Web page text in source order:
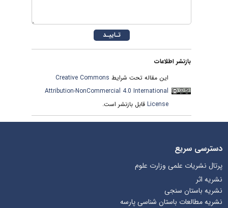
بازنشر اطلاعات
این مقاله تحت شرایطCreative Commons
Attribution-NonCommercial 4.0 International
Licenseقابل بازنشر است.
دسترسی سریع
پرتال نشریات علمی وزارت علوم
نشریه اثر
نشریه باستان سنجی
نشریه مطالعات باستان شناسی پارسه